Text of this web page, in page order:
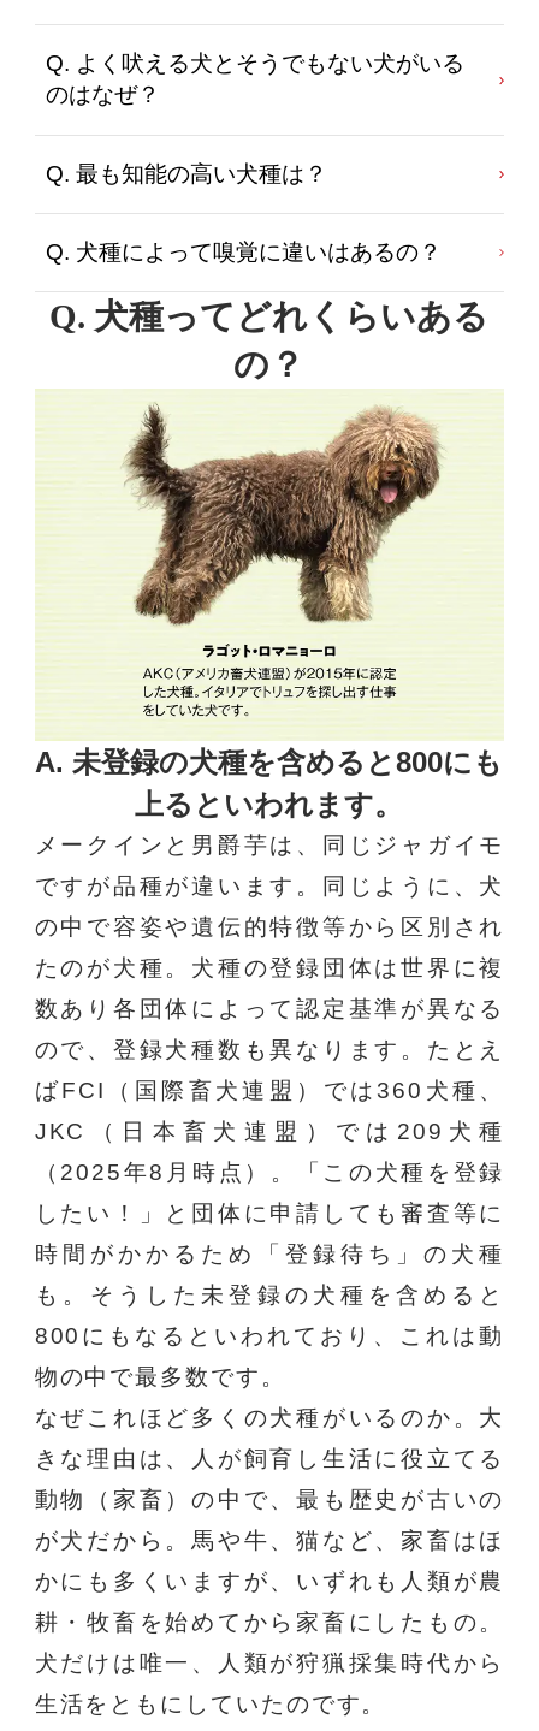
Q. よく吠える犬とそうでもない犬がいる
のはなぜ？
Q. 最も知能の高い犬種は？
Q. 犬種によって嗅覚に違いはあるの？
Q. 犬種ってどれくらいある
の？
A. 未登録の犬種を含めると800にも
上るといわれます。
メークインと男爵芋は、同じジャガイモ
ですが品種が違います。同じように、犬
の中で容姿や遺伝的特徴等から区別され
たのが犬種。犬種の登録団体は世界に複
数あり各団体によって認定基準が異なる
ので、登録犬種数も異なります。たとえ
ばFCI（国際畜犬連盟）では360犬種、
JKC（日本畜犬連盟）では209犬種
（2025年8月時点）。「この犬種を登録
したい！」と団体に申請しても審査等に
時間がかかるため「登録待ち」の犬種
も。そうした未登録の犬種を含めると
800にもなるといわれており、これは動
物の中で最多数です。
なぜこれほど多くの犬種がいるのか。大
きな理由は、人が飼育し生活に役立てる
動物（家畜）の中で、最も歴史が古いの
が犬だから。馬や牛、猫など、家畜はほ
かにも多くいますが、いずれも人類が農
耕・牧畜を始めてから家畜にしたもの。
犬だけは唯一、人類が狩猟採集時代から
生活をともにしていたのです。